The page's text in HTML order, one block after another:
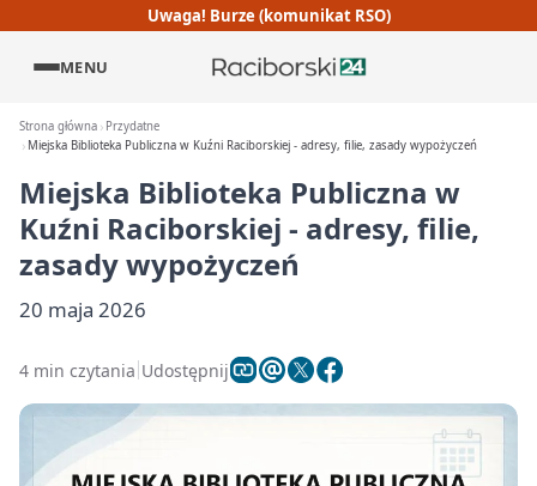
Uwaga! Burze (komunikat RSO)
MENU
Strona główna
Przydatne
Miejska Biblioteka Publiczna w Kuźni Raciborskiej - adresy, filie, zasady wypożyczeń
Miejska Biblioteka Publiczna w
Kuźni Raciborskiej - adresy, filie,
zasady wypożyczeń
20 maja 2026
4 min czytania Udostępnij